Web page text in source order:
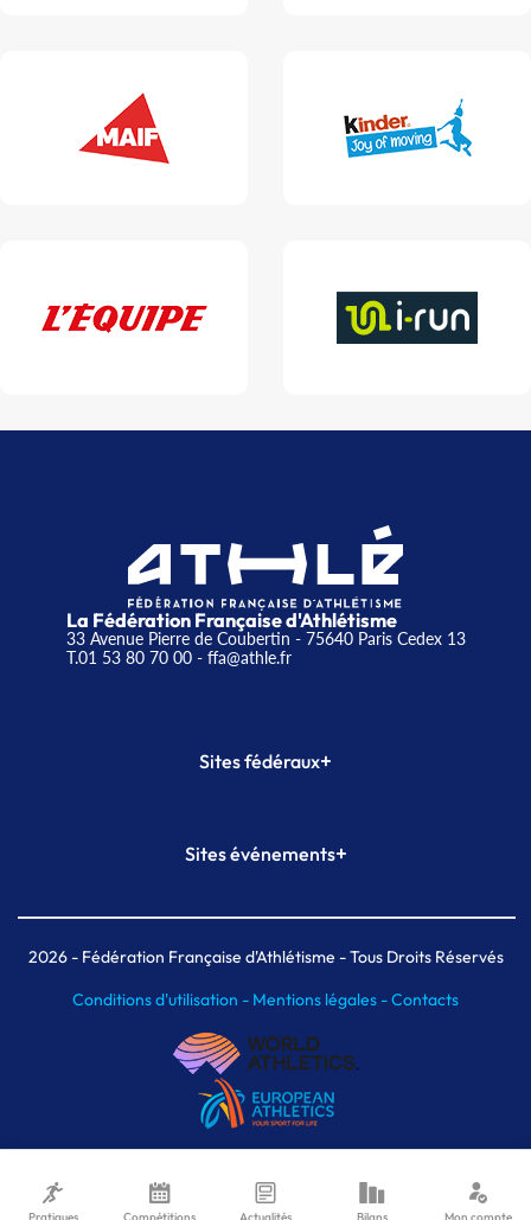
La Fédération Française d'Athlétisme
33 Avenue Pierre de Coubertin - 75640 Paris Cedex 13
T.01 53 80 70 00- ffa@athle.fr
Sites fédéraux+
Plateforme Formation
Sites événements+
Meeting de Paris indoor
MAIF Ekiden de Paris
2026- Fédération Française d'Athlétisme - Tous Droits Réservés
Conditions d'utilisation - Mentions légales -Contacts
Pratiques Compétitions Actualités Bilans Mon compte